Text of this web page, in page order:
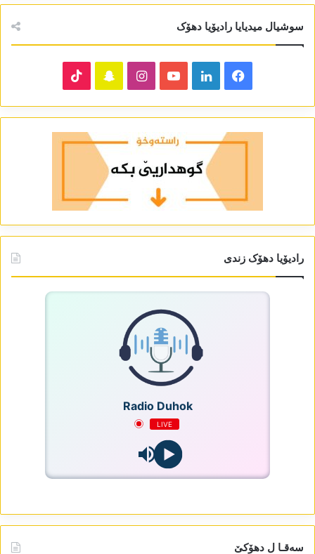
سوشیال میدیایا رادیۆیا دھۆک
Facebook
LinkedIn
YouTube
Instagram
Snapchat
رادیۆیا دھۆک زندی
Radio Duhok
LIVE
سەقـا ل دھۆکێ